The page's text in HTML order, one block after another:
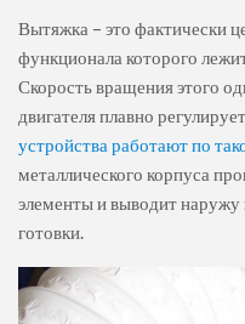
Вытяжка – это фактически
функционала которого
Скорость вращения этого
двигателя плавно
устройства работают по
металлического корпуса
элементы и выводит наружу
готовки.